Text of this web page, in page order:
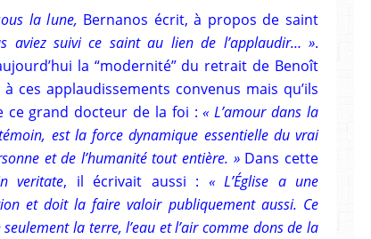
la lune, Bernanos écrit, à propos de saint
aviez suivi ce saint au lien de l’applaudir… ».
la “modernité” du retrait de Benoît
à ces applaudissements convenus mais qu’ils
ce grand docteur de la foi :« L’amour dans la
est la force dynamique essentielle du vrai
et de l’humanité tout entière. »Dans cette
veritate, il écrivait aussi : « L’Église a une
et doit la faire valoir publiquement aussi. Ce
la terre, l’eau et l’air comme dons de la